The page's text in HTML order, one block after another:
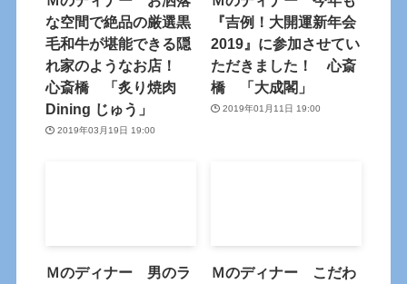
な空間で絶品の厳選黒
毛和牛が堪能できる隠
れ家のようなお店！
心斎橋 「炙り焼肉
Dining じゅう」
2019年03月19日 19:00
『吉例！大開運新年会
2019』に参加させてい
ただきました！ 心斎
橋 「大成閣」
2019年01月11日 19:00
Ｍのディナー 男のラ
Ｍのディナー こだわ